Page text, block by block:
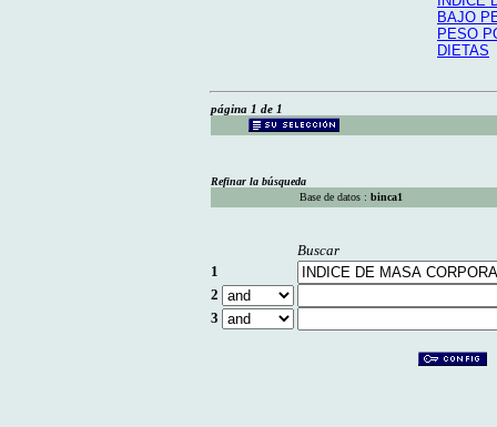
BAJO
PESO
DIETAS
página 1 de 1
Refinar la búsqueda
Base de datos : binca1
Buscar
1
2
3